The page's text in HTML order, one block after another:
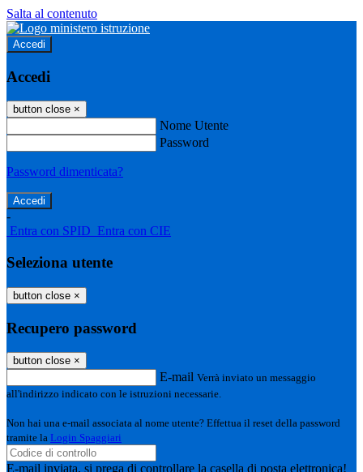
Salta al contenuto
Accedi
Accedi
button close ×
Nome Utente
Password
Password dimenticata?
-
Entra con SPID Entra con CIE
Seleziona utente
button close ×
Recupero password
button close ×
E-mail Verrà inviato un messaggio
all'indirizzo indicato con le istruzioni necessarie.
Non hai una e-mail associata al nome utente? Effettua il reset della password
tramite la Login Spaggiari
E-mail inviata, si prega di controllare la casella di posta elettronica!